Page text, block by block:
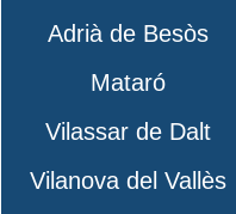
Adrià de Besòs
Mataró
Vilassar de Dalt
Vilanova del Vallès